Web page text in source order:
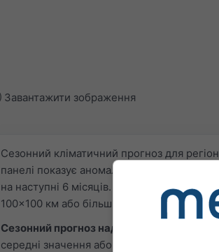
Завантажити зображення
Сезонний кліматичний прогноз для
панелі показує аномалії
на наступні 6 місяців. Прогноз є
100×100 км або більших.
Сезонний прогноз надає кліматичні
середні значення або аномалії за цілий